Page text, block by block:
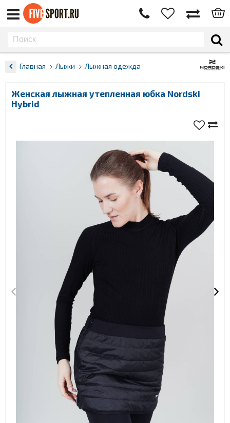
Главная Лыжи Лыжная одежда
Женская лыжная утепленная юбка Nordski
Hybrid